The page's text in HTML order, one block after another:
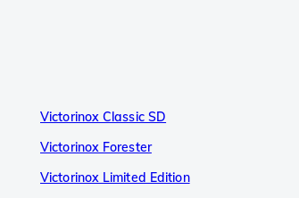
Victorinox Classic SD
Victorinox Forester
Victorinox Limited Edition